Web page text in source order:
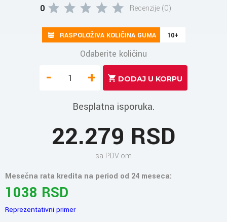
0 Recenzije (0)
RASPOLOŽIVA KOLIČINA GUMA 10+
Odaberite količinu
- +
Besplatna isporuka.
22.279 RSD
sa PDV-om
Mesečna rata kredita na period od 24 meseca:
1038 RSD
Reprezentativni primer